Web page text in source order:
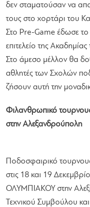
δεν σταματούσαν να
τους στο χορτάρι του
Στο Pre-Game έδωσε
επιτελείο της
Στο άμεσο μέλλον θα
αθλητές των Σχολών
ζήσουν αυτή την
Φιλανθρωπικό
στην Αλεξανδρούπολη
Ποδοσφαιρικό
στις 18 και 19
ΟΛΥΜΠΙΑΚΟΥ στην
Τεχνικού Συμβούλου